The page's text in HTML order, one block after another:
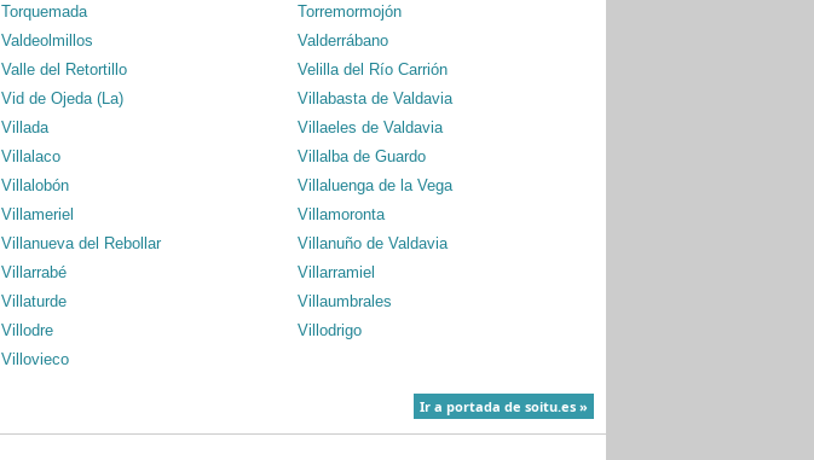
Torquemada
Torremormojón
Valdeolmillos
Valderrábano
Valle del Retortillo
Velilla del Río Carrión
Vid de Ojeda (La)
Villabasta de Valdavia
Villada
Villaeles de Valdavia
Villalaco
Villalba de Guardo
Villalobón
Villaluenga de la Vega
Villameriel
Villamoronta
Villanueva del Rebollar
Villanuño de Valdavia
Villarrabé
Villarramiel
Villaturde
Villaumbrales
Villodre
Villodrigo
Villovieco
Ir a portada de soitu.es »